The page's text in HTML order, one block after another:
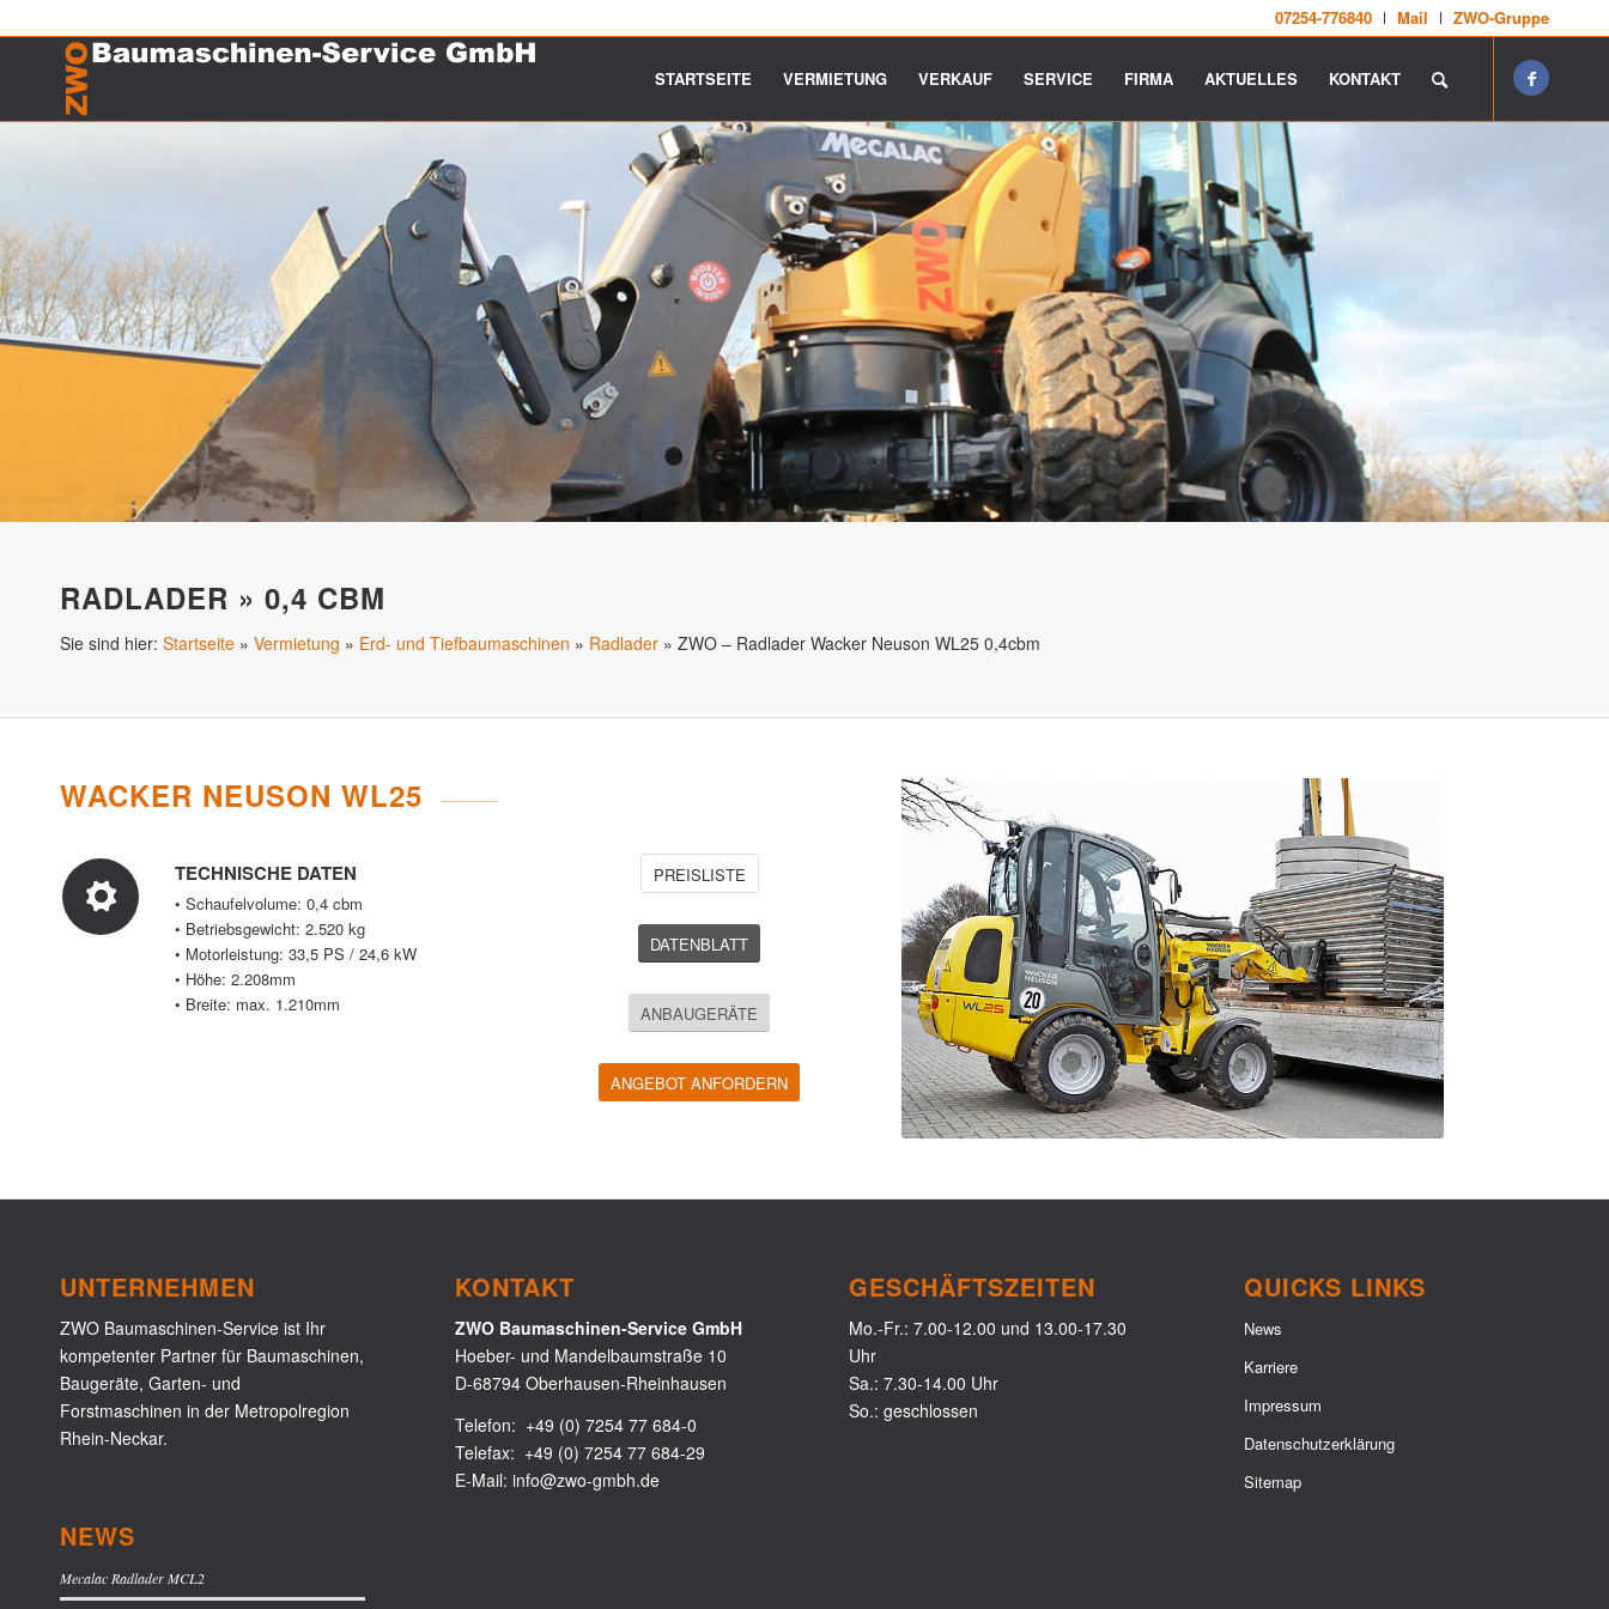
07254-776840 Mail ZWO-Gruppe
STARTSEITE VERMIETUNG VERKAUF SERVICE FIRMA AKTUELLES KONTAKT
RADLADER » 0,4 CBM
Sie sind hier: Startseite » Vermietung » Erd- und Tiefbaumaschinen » Radlader » ZWO – Radlader Wacker Neuson WL25 0,4cbm
WACKER NEUSON WL25
TECHNISCHE DATEN
• Schaufelvolume: 0,4 cbm
• Betriebsgewicht: 2.520 kg
• Motorleistung: 33,5 PS / 24,6 kW
• Höhe: 2.208mm
• Breite: max. 1.210mm
PREISLISTE
DATENBLATT
ANBAUGERÄTE
ANGEBOT ANFORDERN
UNTERNEHMEN
ZWO Baumaschinen-Service ist Ihr
kompetenter Partner für Baumaschinen,
Baugeräte, Garten- und
Forstmaschinen in der Metropolregion
Rhein-Neckar.
NEWS
Mecalac Radlader MCL2
KONTAKT
ZWO Baumaschinen-Service GmbH
Hoeber- und Mandelbaumstraße 10
D-68794 Oberhausen-Rheinhausen
Telefon: +49 (0) 7254 77 684-0
Telefax: +49 (0) 7254 77 684-29
E-Mail: info@zwo-gmbh.de
GESCHÄFTSZEITEN
Mo.-Fr.: 7.00-12.00 und 13.00-17.30
Uhr
Sa.: 7.30-14.00 Uhr
So.: geschlossen
QUICKS LINKS
News
Karriere
Impressum
Datenschutzerklärung
Sitemap